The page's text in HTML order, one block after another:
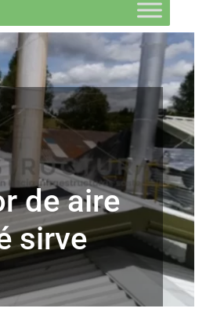
de aire
sirve